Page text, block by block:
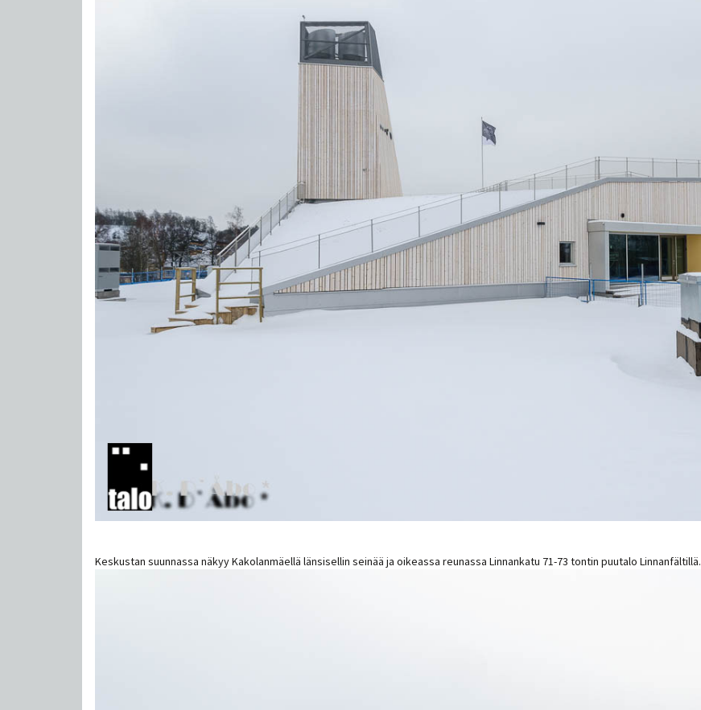
Keskustan suunnassa näkyy Kakolanmäellä länsisellin seinää ja oikeassa reunassa Linnankatu 71-73 tontin puutalo Linnanfältillä.